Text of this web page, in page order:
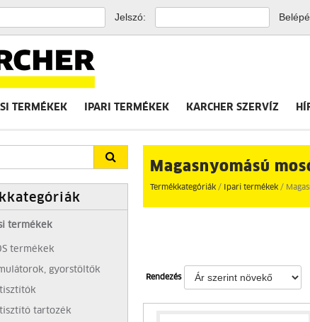
Jelszó:
TERMÉKEK IPARI TERMÉKEK KARCHER SZERVÍZ
termékek
termékek
gyorstöltők
tartozék
Magasnyomású
Termékkategóriák / Ipari termékek /
Rendezés